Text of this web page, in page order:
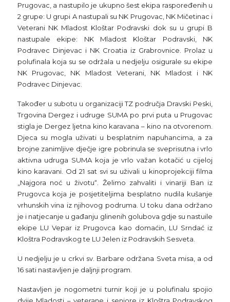
Prugovac, a nastupilo je ukupno šest ekipa raspoređenih u
2 grupe: U grupi A nastupali su NK Prugovac, NK Mičetinac i
Veterani NK Mladost Kloštar Podravski dok su u grupi B
nastupale ekipe: NK Mladost Kloštar Podravski, NK
Podravec Dinjevac i NK Croatia iz Grabrovnice. Prolaz u
polufinala koja su se održala u nedjelju osigurale su ekipe
NK Prugovac, NK Mladost Veterani, NK Mladost i NK
Podravec Dinjevac.
Također u subotu u organizaciji TZ područja Dravski Peski,
Trgovina Dergez i udruge SUMA po prvi puta u Prugovac
stigla je Dergez ljetna kino karavana – kino na otvorenom.
Djeca su mogla uživati u besplatnim napuhancima, a za
brojne zanimljive dječje igre pobrinula se sveprisutna i vrlo
aktivna udruga SUMA koja je vrlo važan kotačić u cijeloj
kino karavani. Od 21 sat svi su uživali u kinoprojekciji filma
„Najgora noć u životu“. Želimo zahvaliti i vinariji Ban iz
Prugovca koja je posjetiteljima besplatno nudila kušanje
vrhunskih vina iz njihovog podruma. U toku dana održano
je i natjecanje u gađanju glinenih golubova gdje su nastuile
ekipe LU Vepar iz Prugovca kao domaćin, LU Srndać iz
Kloštra Podravskog te LU Jelen iz Podravskih Sesveta.
U nedjelju je u crkvi sv. Barbare održana Sveta misa, a od
16 sati nastavljen je daljnji program.
Nastavljen je nogometni turnir koji je u polufinalu spojio
dvije Mladosti – veterane i seniore iz Kloštra Podravskog